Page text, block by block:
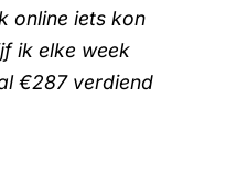
online iets kon
ik elke week
€287 verdiend